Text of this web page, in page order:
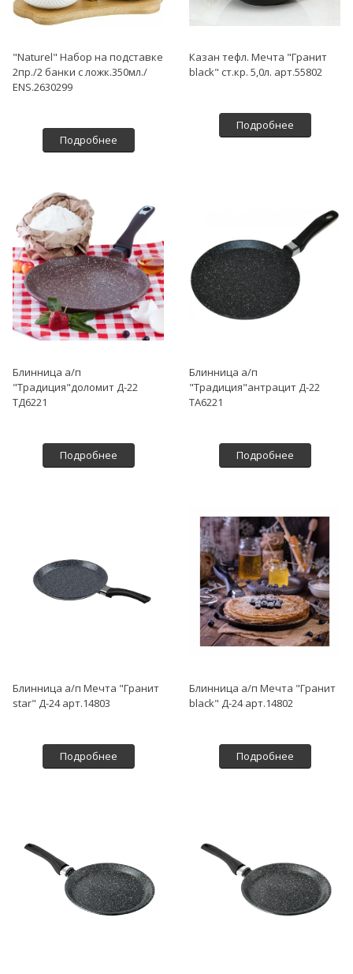
"Naturel" Набор на подставке
2пр./2 банки с ложк.350мл./
ENS.2630299
Подробнее
Казан тефл. Мечта "Гранит
black" ст.кр. 5,0л. арт.55802
Подробнее
Блинница а/п
"Традиция"доломит Д-22
ТД6221
Подробнее
Блинница а/п
"Традиция"антрацит Д-22
ТА6221
Подробнее
Блинница а/п Мечта "Гранит
star" Д-24 арт.14803
Подробнее
Блинница а/п Мечта "Гранит
black" Д-24 арт.14802
Подробнее